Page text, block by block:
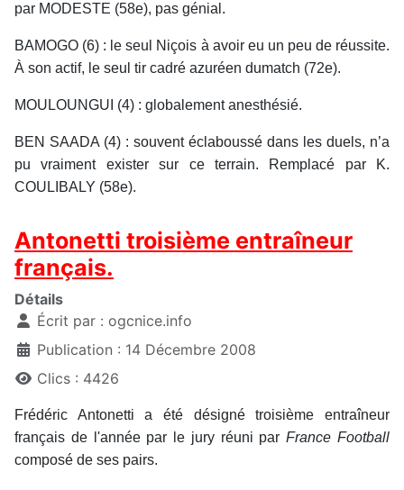
par MODESTE (58e), pas génial.
BAMOGO (6) : le seul Niçois à avoir eu un peu de réussite.
À son actif, le seul tir cadré azuréen dumatch (72e).
MOULOUNGUI (4) : globalement anesthésié.
BEN SAADA (4) : souvent éclaboussé dans les duels, n’a
pu vraiment exister sur ce terrain. Remplacé par K.
COULIBALY (58e).
Antonetti troisième entraîneur
français.
Détails
Écrit par : ogcnice.info
Publication : 14 Décembre 2008
Clics : 4426
Frédéric Antonetti a été désigné troisième entraîneur
français de l'année par le jury réuni parFrance Football
composé de ses pairs.